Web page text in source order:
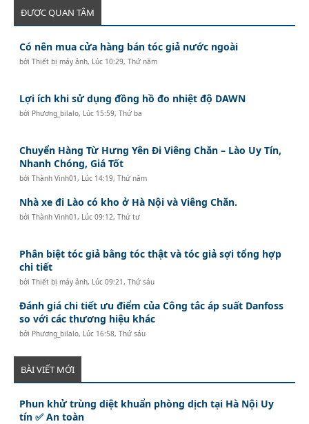
ĐƯỢC QUAN TÂM
Có nên mua cửa hàng bán tóc giả nước ngoài
bởiThiết bị máy ảnh, Lúc 10:29, Thứ năm
Lợi ích khi sử dụng đồng hồ đo nhiệt độ DAWN
bởi Phương_bilalo, Lúc 15:59, Thứ ba
Chuyển Hàng Từ Hưng Yên Đi Viêng Chăn – Lào Uy Tín,
Nhanh Chóng, Giá Tốt
bởiThành Vinh01, Lúc 14:19, Thứ năm
Nhà xe đi Lào có kho ở Hà Nội và Viêng Chăn.
bởiThành Vinh01, Lúc 09:12, Thứ tư
Phân biệt tóc giả bằng tóc thật và tóc giả sợi tổng hợp
chi tiết
bởiThiết bị máy ảnh, Lúc 09:21, Thứ sáu
Đánh giá chi tiết ưu điểm của Công tắc áp suất Danfoss
so với các thương hiệu khác
bởi Phương_bilalo, Lúc 16:58, Thứ sáu
BÀI VIẾT MỚI
Phun khử trùng diệt khuẩn phòng dịch tại Hà Nội Uy
tín ✅ An toàn